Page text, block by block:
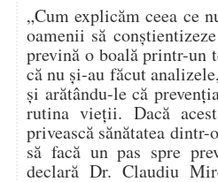
„Cum explicăm ceea ce
oamenii să
prevină o boală printr-un
că nu și-au făcut
și arătându-le că
rutina vieții. Dacă
privească sănătatea
să facă un pas spre
declară Dr. Claudiu